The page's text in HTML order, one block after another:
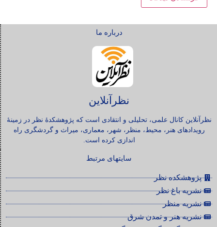
درباره ما
نظرآنلاین
نظرآنلاین کانال علمی، تحلیلی و انتقادی است که پژوهشکدۀ نظر در زمینۀ
رویدادهای هنر، محیط، منظر، شهر، معماری، میراث و گردشگری راه
اندازی کرده است.
سایتهای مرتبط
پژوهشکده نظر
نشریه باغ نظر
نشریه منظر
نشریه هنر و تمدن شرق